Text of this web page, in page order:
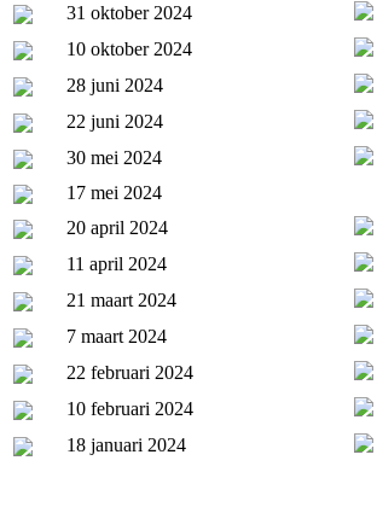
31 oktober 2024
10 oktober 2024
28 juni 2024
22 juni 2024
30 mei 2024
17 mei 2024
20 april 2024
11 april 2024
21 maart 2024
7 maart 2024
22 februari 2024
10 februari 2024
18 januari 2024